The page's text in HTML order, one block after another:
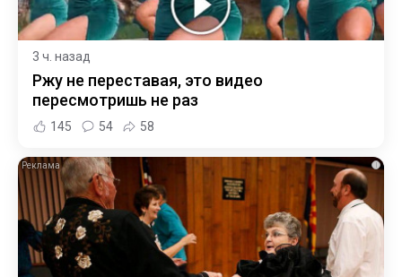
3 ч. назад
Ржу не переставая, это видео
пересмотришь не раз
145 54 58
i